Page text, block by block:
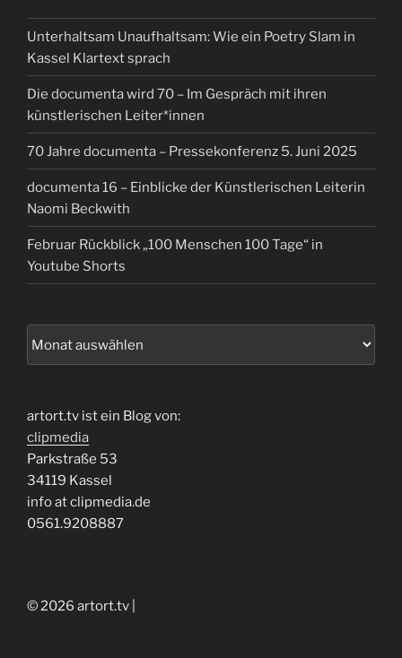
Unterhaltsam Unaufhaltsam: Wie ein Poetry Slam in
Kassel Klartext sprach
Die documenta wird 70 – Im Gespräch mit ihren
künstlerischen Leiter*innen
70 Jahre documenta – Pressekonferenz 5. Juni 2025
documenta 16 – Einblicke der Künstlerischen Leiterin
Naomi Beckwith
Februar Rückblick „100 Menschen 100 Tage“ in
Youtube Shorts
artort.tv ist ein Blog von:
clipmedia
Parkstraße 53
34119 Kassel
info at clipmedia.de
0561.9208887
© 2026 artort.tv |